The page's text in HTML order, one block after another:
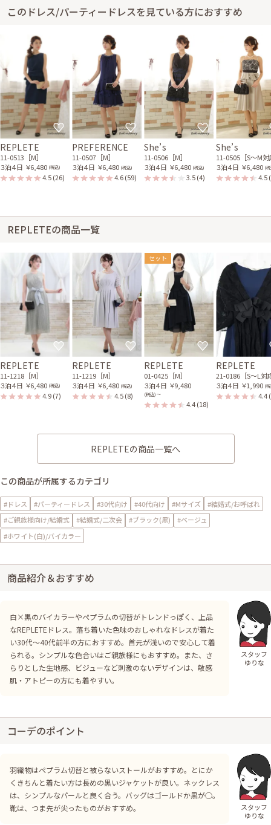
このドレス/パーティードレスを見ている方におすすめ
REPLETE
11-0513［M］
３泊４日 ￥6,480 (税込)
4.5(26)
PREFERENCE
11-0507［M］
３泊４日 ￥6,480 (税込)
4.6(59)
She’s
11-0506［M］
３泊４日 ￥6,480 (税込)
3.5(4)
She’s
11-0505［S〜M
３泊４日 ￥6,480 (
4.5
REPLETEの商品一覧
REPLETE
11-1218［M］
３泊４日 ￥6,480 (税込)
4.9(7)
REPLETE
11-1219［M］
３泊４日 ￥6,480 (税込)
4.5(8)
セット
REPLETE
01-0425［M］
３泊４日 ￥9,480
(税込) 〜
4.4(18)
REPLETE
21-0186［S〜L対
３泊４日 ￥1,990 (
4.4
REPLETEの商品一覧へ
この商品が所属するカテゴリ
#ドレス #パーティードレス #30代向け #40代向け #Mサイズ
#結婚式/お呼ばれ
#ご親族様向け/結婚式
#結婚式/二次会 #ブラック(黒)
#ベージュ
#ホワイト(白)/バイカラー
商品紹介＆おすすめ
白×黒のバイカラーやぺプラムの切替がトレンドっぽく、上品
なREPLETEドレス。落ち着いた色味のおしゃれなドレスが着た
い30代～40代前半の方におすすめ。首元が浅いので安心して着
られる。シンプルな色合いはご親族様にもおすすめ。また、さ
らりとした生地感、ビジューなど刺激のないデザインは、敏感
肌・アトピーの方にも着やすい。
スタッフ
ゆりな
コーデのポイント
羽織物はぺプラム切替と被らないストールがおすすめ。とにか
くきちんと着たい方は長めの黒いジャケットが良い。ネックレス
は、シンプルなパールと良く合う。バッグはゴールドか黒が○。
靴は、つま先が尖ったものがおすすめ。
スタッフ
ゆりな